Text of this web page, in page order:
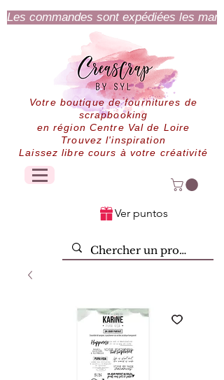
Les commandes sont expédiées les
Votre boutique de fournitures de
scrapbooking
en région Centre Val de Loire
Trouvez l'inspiration
Laissez libre cours à votre créativité
Ver puntos